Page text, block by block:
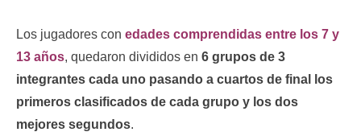
Los jugadores con edades comprendidas entre los 7 y
13 años, quedaron divididos en 6 grupos de 3
integrantes cada uno pasando a cuartos de final los
primeros clasificados de cada grupo y los dos
mejores segundos.